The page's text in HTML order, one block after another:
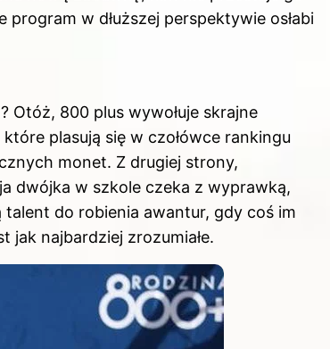
w dłuższej perspektywie osłabi
Otóż, 800 plus wywołuje skrajne
plasują się w czołówce rankingu
monet. Z drugiej strony,
dwójka w szkole czeka z wyprawką,
do robienia awantur, gdy coś im
jak najbardziej zrozumiałe.